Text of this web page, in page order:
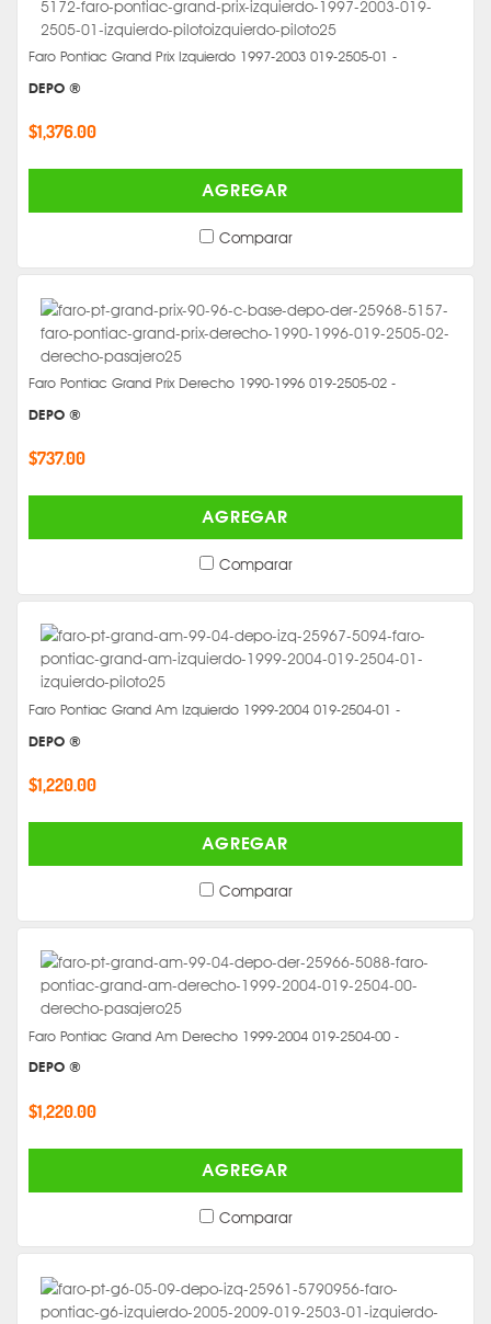
Faro Pontiac Grand Prix Izquierdo 1997-2003 019-2505-01 -
DEPO ®
$1,376.00
AGREGAR
Comparar
Faro Pontiac Grand Prix Derecho 1990-1996 019-2505-02 -
DEPO ®
$737.00
AGREGAR
Comparar
Faro Pontiac Grand Am Izquierdo 1999-2004 019-2504-01 -
DEPO ®
$1,220.00
AGREGAR
Comparar
Faro Pontiac Grand Am Derecho 1999-2004 019-2504-00 -
DEPO ®
$1,220.00
AGREGAR
Comparar